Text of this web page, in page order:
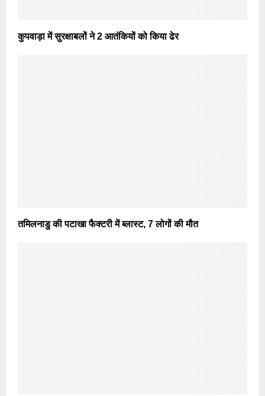
कुपवाड़ा में सुरक्षाबलों ने 2 आतंकियों को किया ढेर
तमिलनाडु की पटाखा फैक्टरी में ब्लास्ट, 7 लोगों की मौत